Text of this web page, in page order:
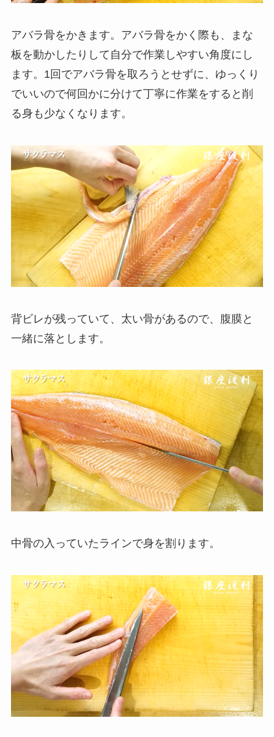
アバラ骨をかきます。アバラ骨をかく際も、まな
板を動かしたりして自分で作業しやすい角度にし
ます。1回でアバラ骨を取ろうとせずに、ゆっくり
でいいので何回かに分けて丁寧に作業をすると削
る身も少なくなります。
背ビレが残っていて、太い骨があるので、腹膜と
一緒に落とします。
中骨の入っていたラインで身を割ります。